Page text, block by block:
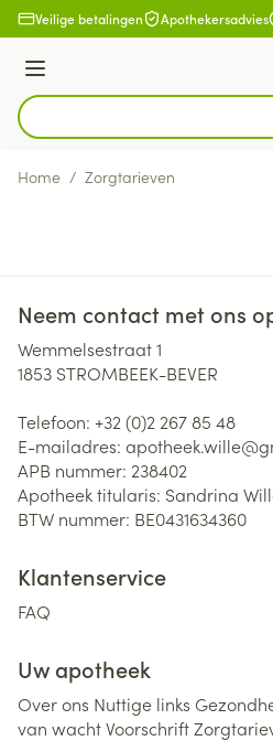
Ga naar de inhoud
Veilige betalingen Apothekersadvies
Menu
Product, merk, categorie...
Home / Zorgtarieven
Neem contact met ons
Wemmelsestraat 1
1853 STROMBEEK-BEVER
Telefoon: +32 (0)2 267 85 48
E-mailadres: apotheek.wille@
APB nummer: 238402
Apotheek titularis: Sandrina
BTW nummer: BE0431634360
Klantenservice
FAQ
Uw apotheek
Over ons Nuttige links
van wachtVoorschrift